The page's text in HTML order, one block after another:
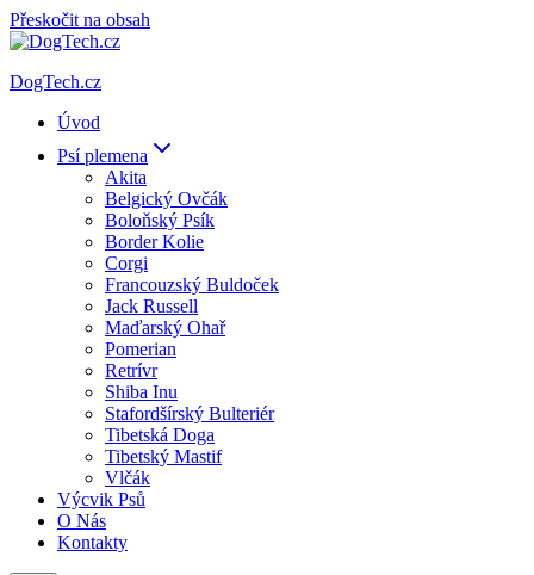
Přeskočit na obsah
DogTech.cz
Úvod
Psí plemena
Akita
Belgický Ovčák
Boloňský Psík
Border Kolie
Corgi
Francouzský Buldoček
Jack Russell
Maďarský Ohař
Pomerian
Retrívr
Shiba Inu
Stafordšírský Bulteriér
Tibetská Doga
Tibetský Mastif
Vlčák
Výcvik Psů
O Nás
Kontakty